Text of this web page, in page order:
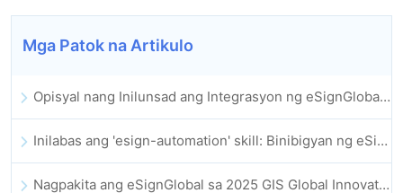
Mga Patok na Artikulo
Opisyal nang Inilunsad ang Integrasyon ng eSignGlobal sa Lark Multi-dimensional Table: Buong Awtomatiko ang Pagpirma at Pag-archive ng Elektronikong Kontrata
Inilabas ang 'esign-automation' skill: Binibigyan ng eSignGlobal ang OpenClaw ng mga awtomatikong e-signature
Nagpakita ang eSignGlobal sa 2025 GIS Global Innovation Exhibition